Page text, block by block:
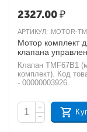
2327.00₽
АРТИКУЛ: MOTOR-
Мотор комплект
клапана
RUNXIN TMF67B1
Клапан TMF67B1
комплект). Код товара
- 00000003926.
+
−